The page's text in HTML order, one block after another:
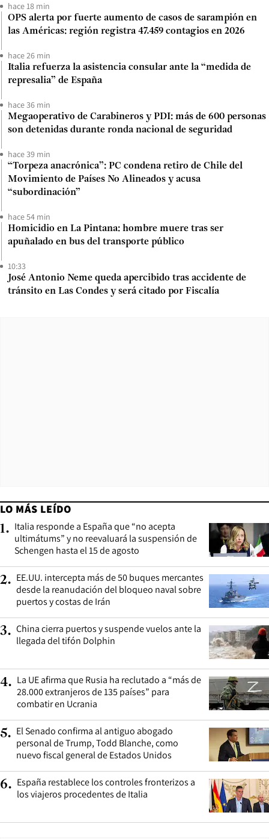
hace 18 min
OPS alerta por fuerte aumento de casos de sarampión en
las Américas: región registra 47.459 contagios en 2026
hace 26 min
Italia refuerza la asistencia consular ante la “medida de
represalia” de España
hace 36 min
Megaoperativo de Carabineros y PDI: más de 600 personas
son detenidas durante ronda nacional de seguridad
hace 39 min
“Torpeza anacrónica”: PC condena retiro de Chile del
Movimiento de Países No Alineados y acusa
“subordinación”
hace 54 min
Homicidio en La Pintana: hombre muere tras ser
apuñalado en bus del transporte público
10:33
José Antonio Neme queda apercibido tras accidente de
tránsito en Las Condes y será citado por Fiscalía
LO MÁS LEÍDO
1. Italia responde a España que “no acepta
ultimátums” y no reevaluará la suspensión de
Schengen hasta el 15 de agosto
2. EE.UU. intercepta más de 50 buques mercantes
desde la reanudación del bloqueo naval sobre
puertos y costas de Irán
3. China cierra puertos y suspende vuelos ante la
llegada del tifón Dolphin
4. La UE afirma que Rusia ha reclutado a “más de
28.000 extranjeros de 135 países” para
combatir en Ucrania
5. El Senado confirma al antiguo abogado
personal de Trump, Todd Blanche, como
nuevo fiscal general de Estados Unidos
6. España restablece los controles fronterizos a
los viajeros procedentes de Italia